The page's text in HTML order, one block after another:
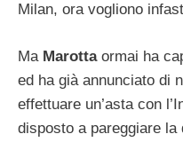
Milan, ora vogliono
Ma Marottaormai ha
ed ha già annunciato di
effettuare un’asta con
disposto a pareggiare la